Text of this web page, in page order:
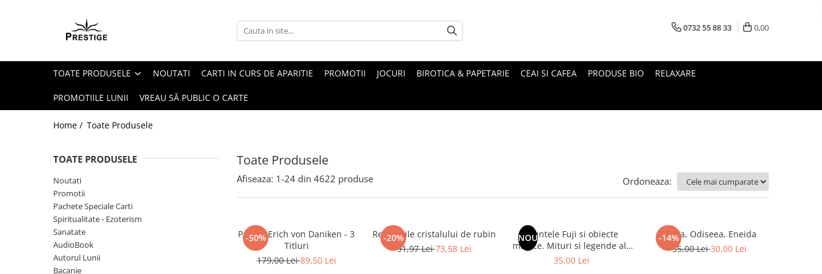
Toate Produsele
Pachete Speciale Carti
Spiritualitate - Ezoterism
AngelConnection
Chiromantie
Dezvoltare Spirituala
KidConnection
Minte Corp
New Illuminati Files
0732 55 88 33 0,00
TOATE PRODUSELE NOUTATI CARTI IN CURS DE APARITIE PROMOTII JOCURI BIROTICA & PAPETARIE CEAI SI CAFEA PRODUSE BIO RELAXARE
PROMOTIILE LUNII VREAU SĂ PUBLIC O CARTE
Home / Toate Produsele
Toate Produsele
TOATE PRODUSELE
Noutati
Promotii
Pachete Speciale Carti
Spiritualitate - Ezoterism
Sanatate
AudioBook
Autorul Lunii
Bacanie
Afiseaza: 1-24 din 4622 produse Ordoneaza:
-50%
Pachet Erich von Daniken - 3
Titluri
179,00 Lei89,50 Lei
-20%
Revelatiile cristalului de rubin
91,97 Lei73,58 Lei
NOU
Muntele Fuji si obiecte
magice. Mituri si legende ale
Japoniei
35,00 Lei
-14%
Iliada, Odiseea, Eneida
35,00 Lei30,00 Lei